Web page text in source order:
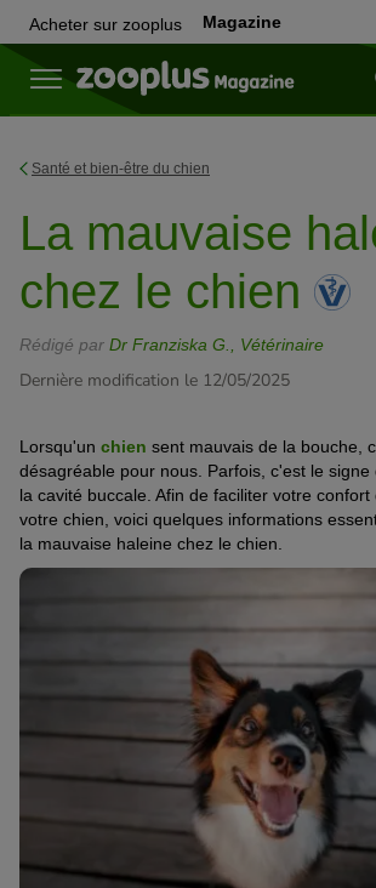
Acheter sur zooplus Magazine
Santé et bien-être du chien
La mauvaise
chez le chien
Rédigé par Dr Franziska G., Vétérinaire
Dernière modification le 12/05/2025
Lorsqu'un chien sent mauvais de la bouche,
désagréable pour nous. Parfois, c'est le signe
la cavité buccale. Afin de faciliter votre confort
votre chien, voici quelques informations
la mauvaise haleine chez le chien.